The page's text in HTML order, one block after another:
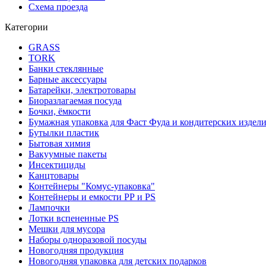
Схема проезда
Категории
GRASS
TORK
Банки стеклянные
Барные аксессуары
Батарейки, электротовары
Биоразлагаемая посуда
Бочки, ёмкости
Бумажная упаковка для Фаст Фуда и кондитерских
Бутылки пластик
Бытовая химия
Вакуумные пакеты
Инсектициды
Канцтовары
Контейнеры "Комус-упаковка"
Контейнеры и емкости РР и PS
Лампочки
Лотки вспененные PS
Мешки для мусора
Наборы одноразовой посуды
Новогодняя продукция
Новогодняя упаковка для детских подарков